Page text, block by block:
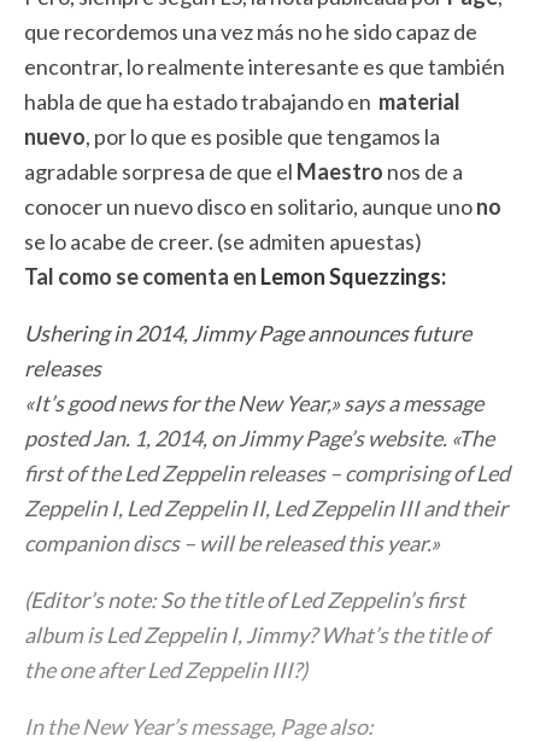
que recordemos una vez más no he sido capaz de
encontrar, lo realmente interesante es que también
habla de que ha estado trabajando en material
nuevo, por lo que es posible que tengamos la
agradable sorpresa de que el Maestro nos de a
conocer un nuevo disco en solitario, aunque unono
se lo acabe de creer. (se admiten apuestas)
Tal como se comenta en Lemon Squezzings:
Ushering in 2014, Jimmy Page announces future
releases
«It’s good news for the New Year,» says a message
posted Jan. 1, 2014, on Jimmy Page’s website. «The
first of the Led Zeppelin releases – comprising of Led
Zeppelin I, Led Zeppelin II, Led Zeppelin III and their
companion discs – will be released this year.»
(Editor’s note: So the title of Led Zeppelin’s first
album is Led Zeppelin I, Jimmy? What’s the title of
the one after Led Zeppelin III?)
In the New Year’s message, Page also: